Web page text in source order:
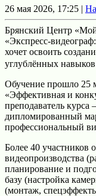
26 мая 2026, 17:25 |
Брянский Центр
хочет освоить
углублённых
Обучение прошло 25
«Эффективная и
преподаватель курса
дипломированный
профессиональный
Более 40 участников
видеопроизводства
планирование и
базу (настройка
(монтаж,